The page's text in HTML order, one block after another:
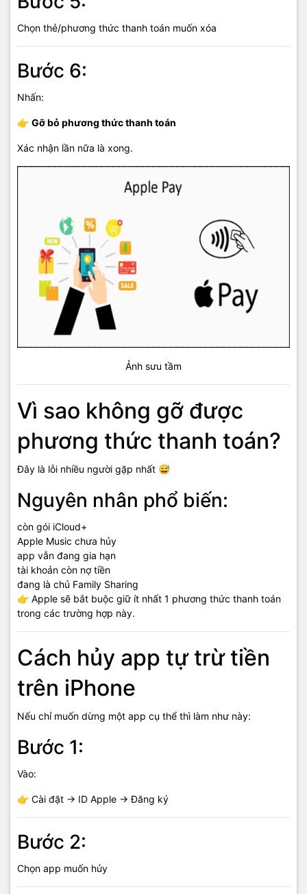
Chọn thẻ/phương thức thanh toán muốn xóa
Bước 6:
Nhấn:
👉 Gỡ bỏ phương thức thanh toán
Xác nhận lần nữa là xong.
Ảnh sưu tầm
Vì sao không gỡ được
phương thức thanh toán?
Đây là lỗi nhiều người gặp nhất 😅
Nguyên nhân phổ biến:
còn gói iCloud+
Apple Music chưa hủy
app vẫn đang gia hạn
tài khoản còn nợ tiền
đang là chủ Family Sharing
👉 Apple sẽ bắt buộc giữ ít nhất 1 phương thức thanh toán
trong các trường hợp này.
Cách hủy app tự trừ tiền
trên iPhone
Nếu chỉ muốn dừng một app cụ thể thì làm như này:
Bước 1:
Vào:
👉 Cài đặt → ID Apple → Đăng ký
Bước 2:
Chọn app muốn hủy